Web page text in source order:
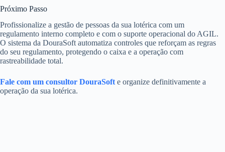
Próximo Passo
Profissionalize a gestão de pessoas da sua lotérica com um
regulamento interno completo e com o suporte operacional do AGIL.
O sistema da DouraSoft automatiza controles que reforçam as regras
do seu regulamento, protegendo o caixa e a operação com
rastreabilidade total.
Fale com um consultor DouraSoft e organize definitivamente a
operação da sua lotérica.